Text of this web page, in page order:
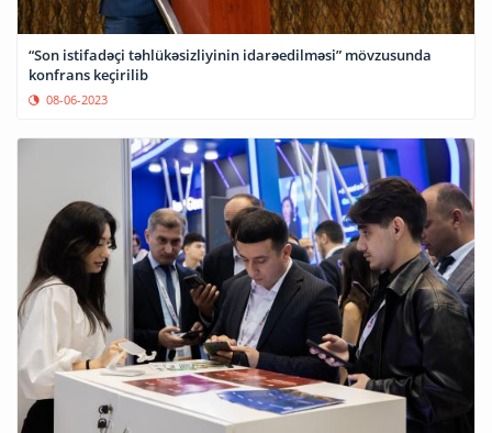
“Son istifadəçi təhlükəsizliyinin idarəedilməsi” mövzusunda
konfrans keçirilib
08-06-2023